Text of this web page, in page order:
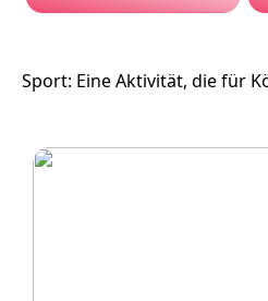
Sport: Eine Aktivität, die für